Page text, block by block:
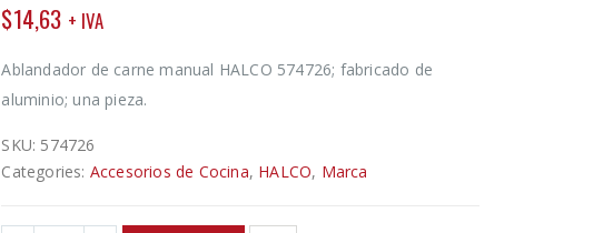
out
of
$14,63 + IVA
Ablandador de carne manual HALCO 574726; fabricado de
aluminio; una pieza.
SKU: 574726
Categories: Accesorios de Cocina, HALCO, Marca